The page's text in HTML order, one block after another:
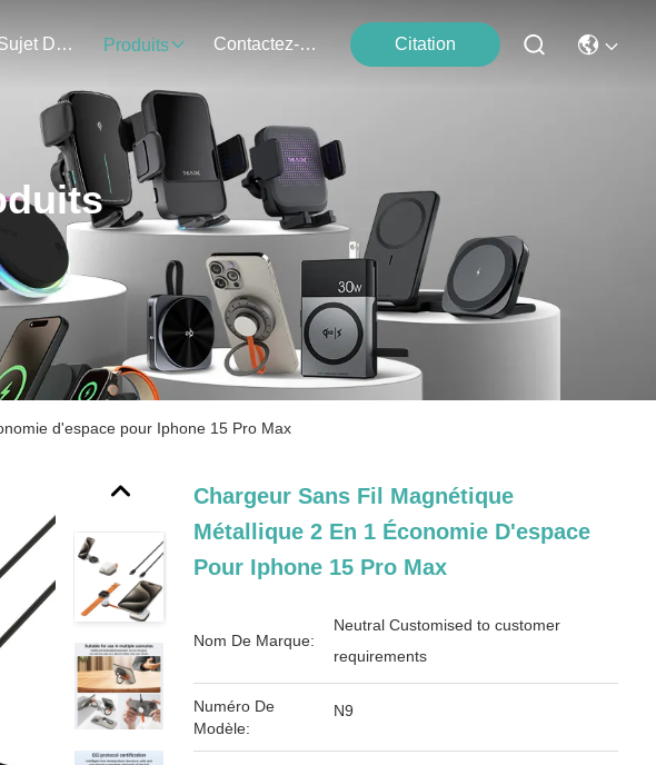
Au Sujet De Nous Produits Contactez-Nous Citation
d'espace pour Iphone 15 Pro Max
Chargeur Sans Fil Magnétique
Métallique 2 En 1 Économie D'espace
Pour Iphone 15 Pro Max
Nom De Marque:
Neutral Customised to customer
requirements
Numéro De
Modèle:
N9